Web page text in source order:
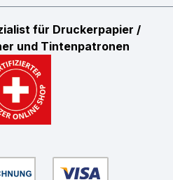
für Druckerpapier /
und Tintenpatronen